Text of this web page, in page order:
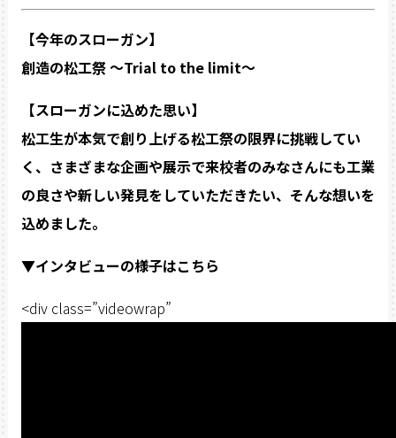
【今年のスローガン】
創造の松工祭 〜Trial to the limit〜
【スローガンに込めた思い】
松工生が本気で創り上げる松工祭の限界に挑戦してい
く、さまざまな企画や展示で来校者のみなさんにも工業
の良さや新しい発見をしていただきたい、そんな想いを
込めました。
▼インタビューの様子はこちら
<div class=”videowrap”